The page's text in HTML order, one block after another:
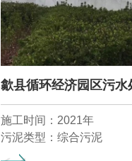
歙县循环经济园区污水
施工时间：2021年
污泥类型：综合污泥